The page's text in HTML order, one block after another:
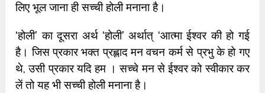
लिए भूल जाना ही सच्ची होली मनाना है।
‘होली’ का दूसरा अर्थ ‘होली’ अर्थात् ‘आत्मा ईश्वर की हो गई
है। जिस प्रकार भक्त प्रह्लाद मन वचन कर्म से प्रभु के हो गए
थे, उसी प्रकार यदि हम । सच्चे मन से ईश्वर को स्वीकार कर
लें तो यह भी सच्ची होली मनाना है।